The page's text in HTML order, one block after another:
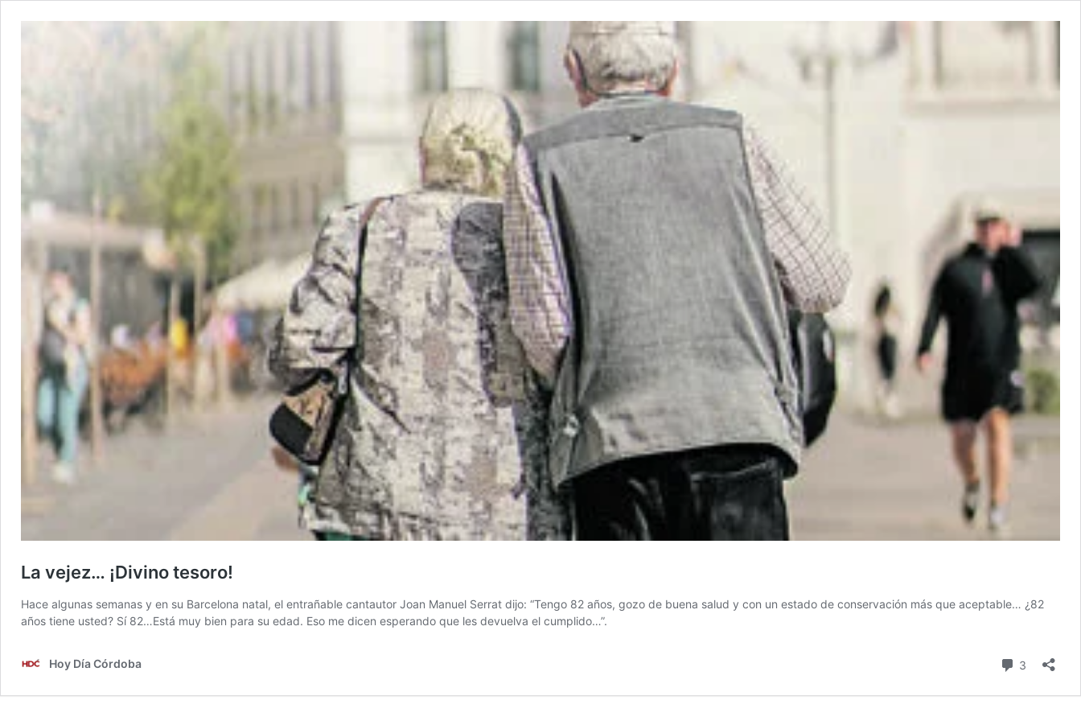
La vejez… ¡Divino tesoro!
Hace algunas semanas y en su Barcelona natal, el entrañable cantautor Joan Manuel Serrat dijo: “Tengo 82 años, gozo de buena salud y con un estado de conservación más que aceptable… ¿82
años tiene usted? Sí 82…Está muy bien para su edad. Eso me dicen esperando que les devuelva el cumplido…”.
Hoy Día Córdoba 3